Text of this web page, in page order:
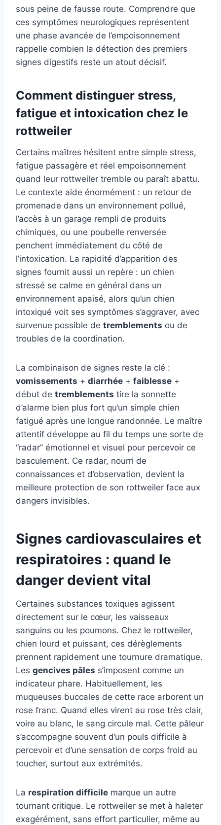
sous peine de fausse route. Comprendre que
ces symptômes neurologiques représentent
une phase avancée de l’empoisonnement
rappelle combien la détection des premiers
signes digestifs reste un atout décisif.
Comment distinguer stress,
fatigue et intoxication chez le
rottweiler
Certains maîtres hésitent entre simple stress,
fatigue passagère et réel empoisonnement
quand leur rottweiler tremble ou paraît abattu.
Le contexte aide énormément : un retour de
promenade dans un environnement pollué,
l’accès à un garage rempli de produits
chimiques, ou une poubelle renversée
penchent immédiatement du côté de
l’intoxication. La rapidité d’apparition des
signes fournit aussi un repère : un chien
stressé se calme en général dans un
environnement apaisé, alors qu’un chien
intoxiqué voit ses symptômes s’aggraver, avec
survenue possible de tremblements ou de
troubles de la coordination.
La combinaison de signes reste la clé :
vomissements + diarrhée + faiblesse +
début de tremblements tire la sonnette
d’alarme bien plus fort qu’un simple chien
fatigué après une longue randonnée. Le maître
attentif développe au fil du temps une sorte de
“radar” émotionnel et visuel pour percevoir ce
basculement. Ce radar, nourri de
connaissances et d’observation, devient la
meilleure protection de son rottweiler face aux
dangers invisibles.
Signes cardiovasculaires et
respiratoires : quand le
danger devient vital
Certaines substances toxiques agissent
directement sur le cœur, les vaisseaux
sanguins ou les poumons. Chez le rottweiler,
chien lourd et puissant, ces dérèglements
prennent rapidement une tournure dramatique.
Les gencives pâles s’imposent comme un
indicateur phare. Habituellement, les
muqueuses buccales de cette race arborent un
rose franc. Quand elles virent au rose très clair,
voire au blanc, le sang circule mal. Cette pâleur
s’accompagne souvent d’un pouls difficile à
percevoir et d’une sensation de corps froid au
toucher, surtout aux extrémités.
La respiration difficile marque un autre
tournant critique. Le rottweiler se met à haleter
exagérément, sans effort particulier, même au